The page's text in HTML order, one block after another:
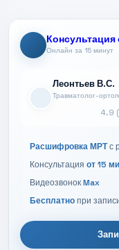
Консультация
Онлайн за 15 минут
Леонтьев В.С.
Травматолог-
4.9
Расшифровка МРТс
Консультация от 15
Видеозвонок Max
Бесплатно при